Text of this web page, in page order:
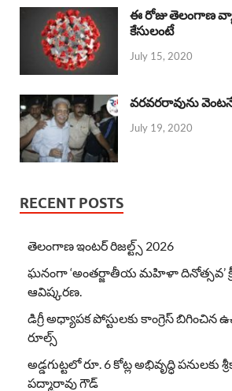
ఈ రోజు తెలంగాణ
కేసులంటే
July 15, 2020
వరవరరావును
July 19, 2020
RECENT POSTS
తెలంగాణ ఇంటర్ రిజల్ట్స్ 2026
ఘనంగా ‘అంతర్జాతీయ మహిళా దినోత్సవ’
ఆవిష్కరణ.
డిగ్రీ అధ్యాపక పోస్టులకు కాంగ్రెస్ బిగించిన
రూల్స్
అడ్డగుట్టలో రూ. 6 కోట్ల అభివృద్ధి పనులకు
పద్మారావు గౌడ్